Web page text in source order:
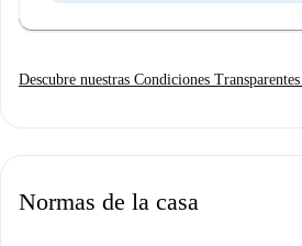
Descubre nuestras Condiciones
Normas de la casa